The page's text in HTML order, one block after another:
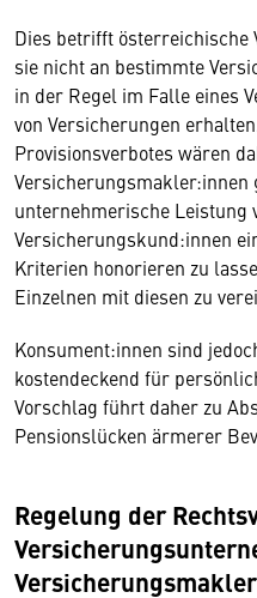
Dies betrifft österreichische
sie nicht an bestimmte
in der Regel im Falle eines
von Versicherungen
Provisionsverbotes wären
Versicherungsmakler:innen
unternehmerische Leistung
Versicherungskund:innen
Kriterien honorieren zu
Einzelnen mit diesen zu
Konsument:innen sind
kostendeckend für
Vorschlag führt daher zu
Pensionslücken ärmerer
Regelung der